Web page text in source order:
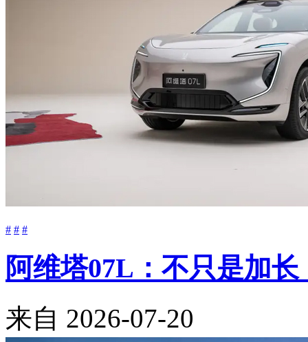
# # #
阿维塔07L：不只是加
来自 2026-07-20